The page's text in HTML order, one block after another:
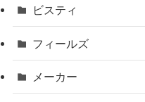
ビスティ
フィールズ
メーカー